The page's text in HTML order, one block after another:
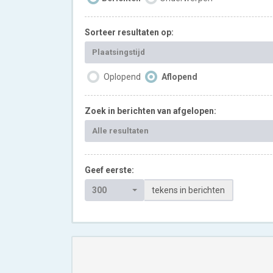
Sorteer resultaten op:
Plaatsingstijd
Oplopend Aflopend
Zoek in berichten van afgelopen:
Alle resultaten
Geef eerste:
300 tekens in berichten